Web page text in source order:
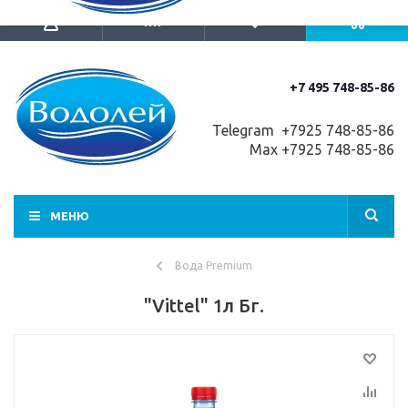
+7 495 748-85-86
Telegram +7925 748-85-86
Max +7925 748-85-86
МЕНЮ
Вода Premium
"Vittel" 1л Бг.